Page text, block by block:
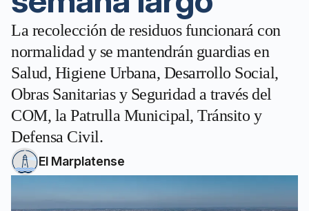
La recolección de residuos funcionará con
normalidad y se mantendrán guardias en
Salud, Higiene Urbana, Desarrollo Social,
Obras Sanitarias y Seguridad a través del
COM, la Patrulla Municipal, Tránsito y
Defensa Civil.
El Marplatense